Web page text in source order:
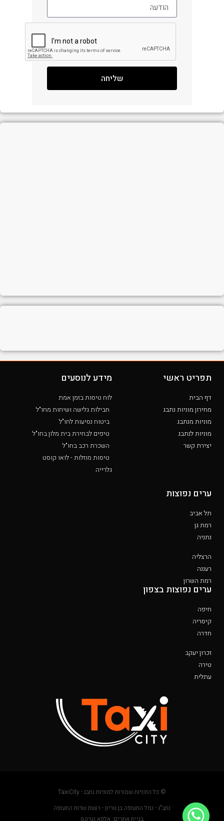
שליחה
תפריט ראשי
דף הבית
מחירון מוניות נתבג
מוניות מנתבג
מוניות לנתבג
יצירת קשר
מידע לנוסעים
לוח טיסות בזמן אמת
חבילות גלישה ושיחות מחו"ל
ביטוח נסיעות לחו"ל
טיפים לבחירת בית מלון בחו"ל
השכרת רכב בחו"ל
טיסות מוזלות - לואו קוסט
גלרייה
ערים נפוצות
תל אביב
רמת גן
נתניה
הרצליה
רעננה
רמת השרון
ערים נפוצות בצפון
חיפה
קיסריה
חדרה
זכרון יעקב
טירה
עתלית
© כל הזכויות שמורות למוניות נתבג - TaxiCity
נתב"ג - נמל התעופה בן גוריון - רשות שדות התעופה
בניית אתרים: אלפא נטיקס